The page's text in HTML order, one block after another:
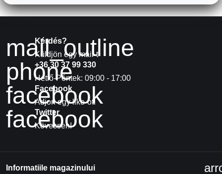
mail_outline
Kérdés?
Küldjön egy mail-t
phone
+36 30 37 99 330
Hétfő-Péntek: 09:00 - 17:00
facebook
Facebook
Adjon egy like-ot!
facebook
Twitter
Kövessen!
Informatiile magazinului